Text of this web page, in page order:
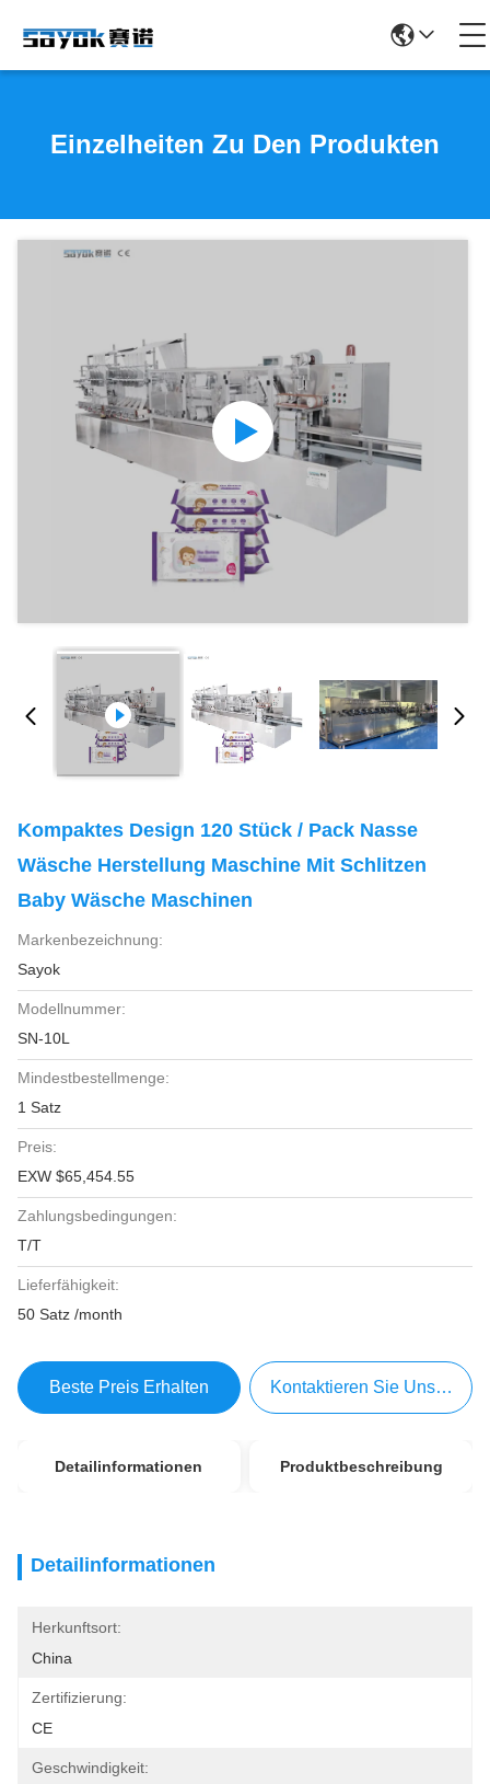
Einzelheiten Zu Den Produkten
Kompaktes Design 120 Stück / Pack Nasse
Wäsche Herstellung Maschine Mit Schlitzen
Baby Wäsche Maschinen
Markenbezeichnung:
Sayok
Modellnummer:
SN-10L
Mindestbestellmenge:
1 Satz
Preis:
EXW $65,454.55
Zahlungsbedingungen:
T/T
Lieferfähigkeit:
50 Satz /month
Beste Preis Erhalten Kontaktieren Sie Uns Jetzt
Detailinformationen Produktbeschreibung
Detailinformationen
Herkunftsort:
China
Zertifizierung:
CE
Geschwindigkeit: